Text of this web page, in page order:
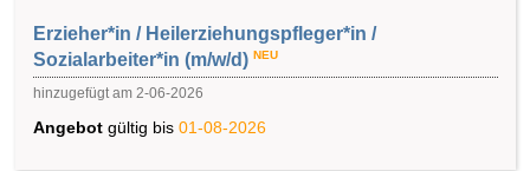
Erzieher*in / Heilerziehungspfleger*in /
Sozialarbeiter*in (m/w/d) NEU
hinzugefügt am 2-06-2026
Angebot gültig bis 01-08-2026